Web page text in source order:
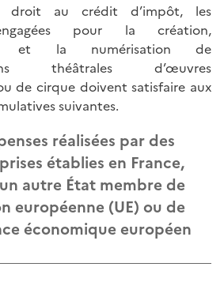
droit au crédit d’impôt, les
pour la création,
et la numérisation de
théâtrales d’œuvres
de cirque doivent satisfaire aux
suivantes.
réalisées par des
établies en France,
autre État membre de
européenne (UE) ou de
économique européen